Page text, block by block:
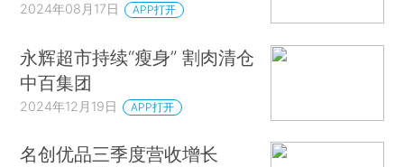
2024年08月17日 APP打开
永辉超市持续“瘦身” 割肉清仓
中百集团
2024年12月19日 APP打开
名创优品三季度营收增长